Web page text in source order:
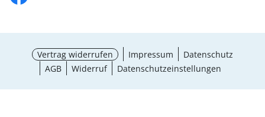
Vertrag widerrufen Impressum
Datenschutz
AGB
Widerruf Datenschutzeinstellungen